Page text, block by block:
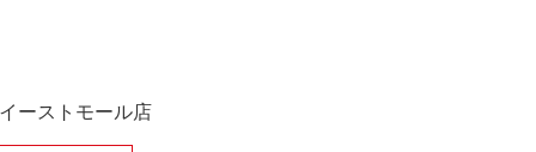
ーストモール店